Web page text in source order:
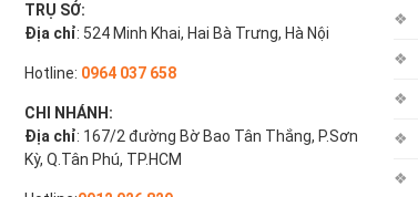
TRỤ SỞ:
Địa chỉ: 524 Minh Khai, Hai Bà Trưng, Hà Nội
Hotline: 0964 037 658
CHI NHÁNH:
Địa chỉ: 167/2 đường Bờ Bao Tân Thắng, P.Sơn
Kỳ, Q.Tân Phú, TP.HCM